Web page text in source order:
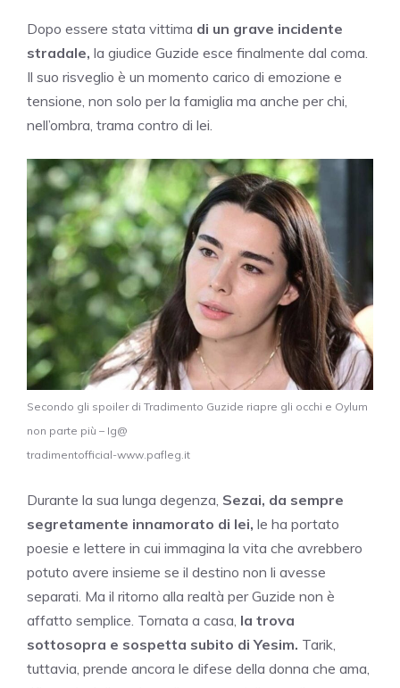
Dopo essere stata vittima di un grave incidente
stradale, la giudice Guzide esce finalmente dal coma.
Il suo risveglio è un momento carico di emozione e
tensione, non solo per la famiglia ma anche per chi,
nell’ombra, trama contro di lei.
Secondo gli spoiler di Tradimento Guzide riapre gli occhi e Oylum
non parte più – Ig@
tradimentofficial-www.pafleg.it
Durante la sua lunga degenza, Sezai, da sempre
segretamente innamorato di lei, le ha portato
poesie e lettere in cui immagina la vita che avrebbero
potuto avere insieme se il destino non li avesse
separati. Ma il ritorno alla realtà per Guzide non è
affatto semplice. Tornata a casa, la trova
sottosopra e sospetta subito di Yesim. Tarik,
tuttavia, prende ancora le difese della donna che ama,